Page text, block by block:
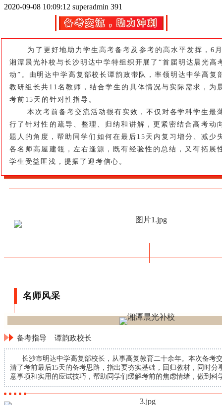
2020-09-08 10:09:12 superadmin 391
备考交流，助力冲刺
为了更好地助力学生高考备考及参考的高水平发挥，6
湘潭晨光补校与长沙明达中学特组织开展了“首届明达晨光高
动”。由明达中学高复部校长谭韵政带队，率领明达中学高复
教研组长共11名教师，结合学生的具体情况与实际需求，为
考前15天的针对性指导。
本次考前备考交流活动很有实效，不仅对各学科学生最
行了针对性的疏导、整理、归纳和讲解，更紧密结合高考动
题人的角度，帮助同学们如何在最后15天内复习增分、减少
各名师高屋建瓴，左右逢源，既有经验性的总结，又有拓展
学生受益匪浅，提振了迎考信心。
名师风采
备考指导 谭韵政校长
长沙市明达中学高复部校长，从事高复教育二十余年。本次备考
清了考前最后15天的备考思路，指出要夯实基础，回归教材，同时分
意事项和实用的应试技巧，帮助同学们缓解考前的焦虑情绪，做到科